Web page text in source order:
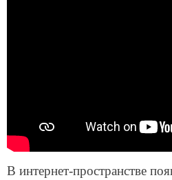
В интернет-пространстве